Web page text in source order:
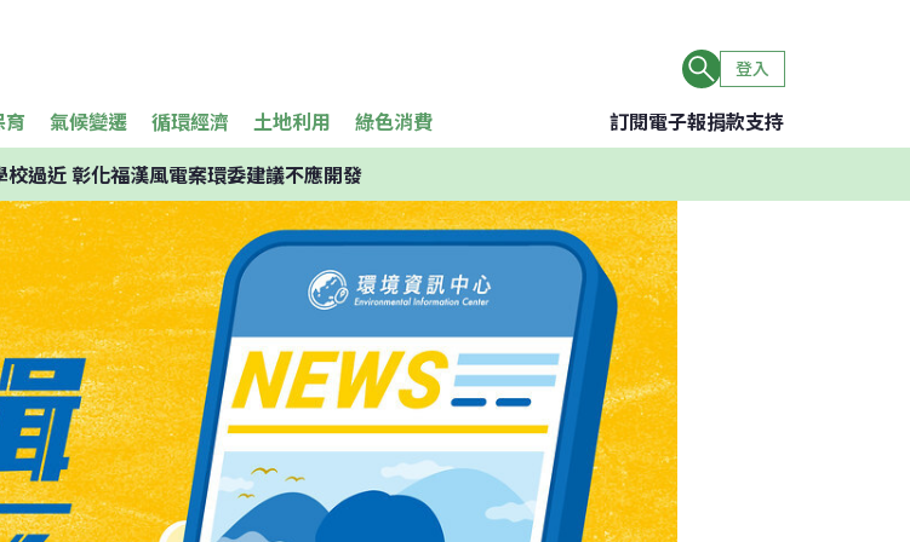
登入
育 氣候變遷 循環經濟 土地利用 綠色消費 訂閱電子報捐款支持
校過近 彰化福漢風電案環委建議不應開發